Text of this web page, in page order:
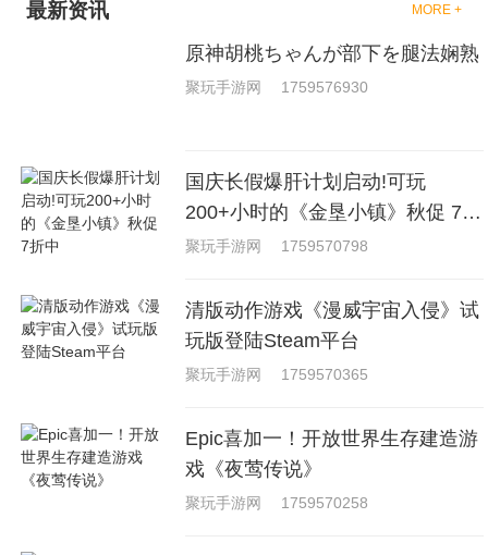
最新资讯 MORE +
原神胡桃ちゃんが部下を腿法娴熟
聚玩手游网 1759576930
国庆长假爆肝计划启动!可玩
200+小时的《金垦小镇》秋促 7折
中
聚玩手游网 1759570798
清版动作游戏《漫威宇宙入侵》试
玩版登陆Steam平台
聚玩手游网 1759570365
Epic喜加一！开放世界生存建造游
戏《夜莺传说》
聚玩手游网 1759570258